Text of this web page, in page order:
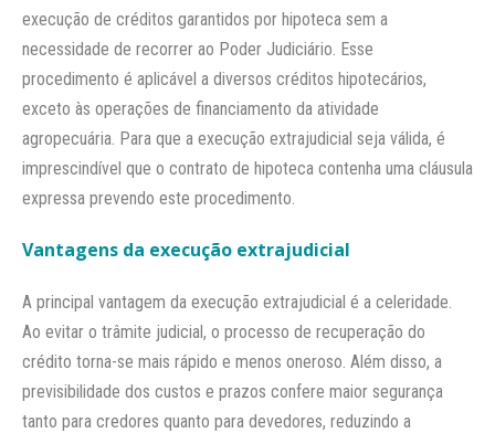
execução de créditos garantidos por hipoteca sem a
necessidade de recorrer ao Poder Judiciário. Esse
procedimento é aplicável a diversos créditos hipotecários,
exceto às operações de financiamento da atividade
agropecuária. Para que a execução extrajudicial seja válida, é
imprescindível que o contrato de hipoteca contenha uma cláusula
expressa prevendo este procedimento.​
Vantagens da execução extrajudicial
A principal vantagem da execução extrajudicial é a celeridade.
Ao evitar o trâmite judicial, o processo de recuperação do
crédito torna-se mais rápido e menos oneroso. Além disso, a
previsibilidade dos custos e prazos confere maior segurança
tanto para credores quanto para devedores, reduzindo a